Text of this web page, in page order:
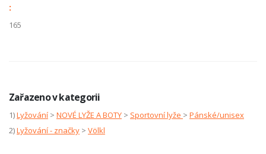
:
165
Zařazeno v kategorii
1)Lyžování > NOVÉ LYŽE A BOTY > Sportovní lyže > Pánské/unisex
2)Lyžování - značky > Völkl